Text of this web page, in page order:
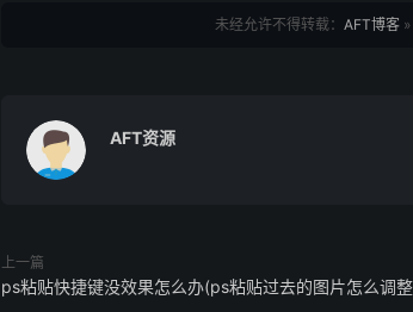
未经允许不得转载： AFT博客»
AFT资源
上一篇
ps粘贴快捷键没效果怎么办(ps粘贴过去的图片怎么调